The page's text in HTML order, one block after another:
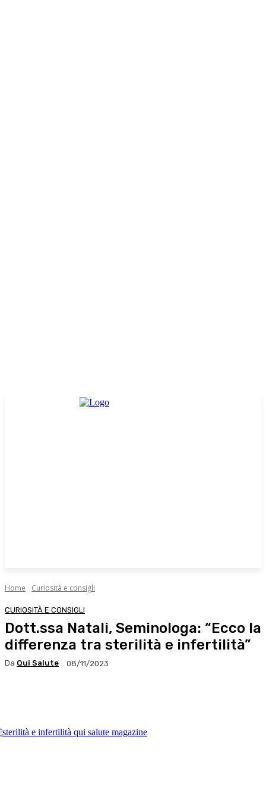
Home Curiosità e consigli
CURIOSITÀ E CONSIGLI
Dott.ssa Natali, Seminologa: “Ecco la
differenza tra sterilità e infertilità”
Da Qui Salute 08/11/2023